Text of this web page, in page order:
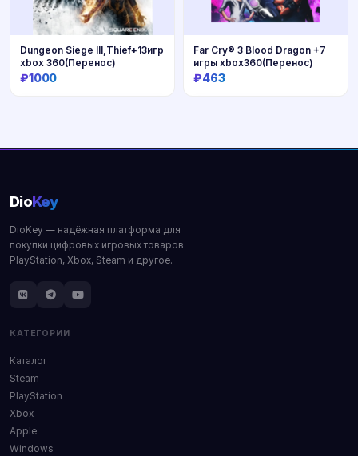
Dungeon Siege III,Thief+13игр
xbox 360(Перенос)
₽1000
Far Cry® 3 Blood Dragon +7
игры xbox360(Перенос)
₽463
DioKey
DioKey — надёжная платформа для
покупки цифровых игровых товаров.
PlayStation, Xbox, Steam и другое.
КАТЕГОРИИ
Каталог
Steam
PlayStation
Xbox
Apple
Windows